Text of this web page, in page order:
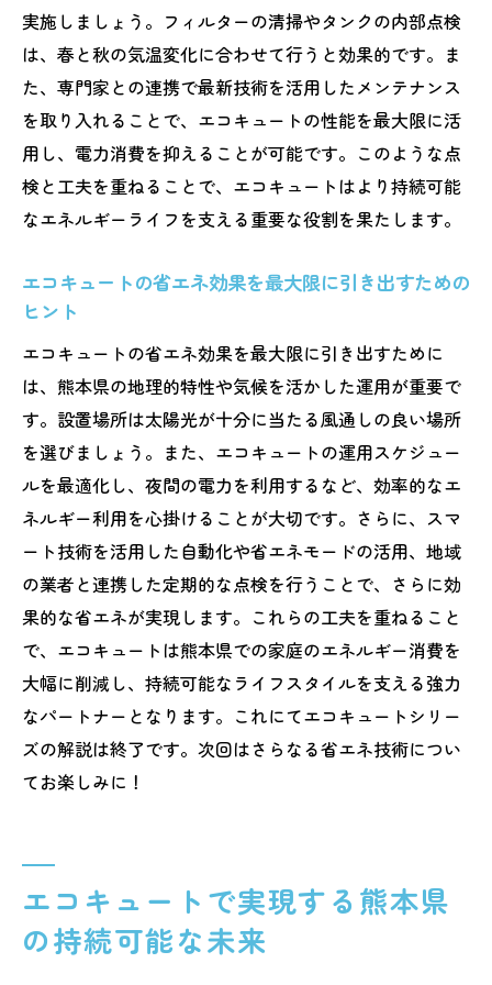
計
熊本県の自然環境を考慮したエコキュート
配管の工夫
エコキュート配管が地域の生態系に与える
影響と対策
自然災害を考慮した安全なエコキュート配
管設置
地域の自然と調和するエコキュートの選定
エコキュートで地域の自然を次世代に繋ぐ
方法
エコキュートの利点熊本県での設置が未来を変
える
未来を変える熊本県でのエコキュートの利
点
エコキュート設置がもたらす家庭へのメリ
ット
熊本県でのエコキュートの経済効果とその
利点
エコキュートがもたらす環境改善とそのイ
ンパクト
地域経済を活性化するエコキュートの役割
の秘密
エコキュート配管の秘密で熊本の暮らしを
実施しましょう。フィルターの清掃やタンクの内部点検
は、春と秋の気温変化に合わせて行うと効果的です。ま
た、専門家との連携で最新技術を活用したメンテナンス
を取り入れることで、エコキュートの性能を最大限に活
用し、電力消費を抑えることが可能です。このような点
検と工夫を重ねることで、エコキュートはより持続可能
なエネルギーライフを支える重要な役割を果たします。
エコキュートの省エネ効果を最大限に引き出すための
ヒント
エコキュートの省エネ効果を最大限に引き出すために
は、熊本県の地理的特性や気候を活かした運用が重要で
す。設置場所は太陽光が十分に当たる風通しの良い場所
を選びましょう。また、エコキュートの運用スケジュー
ルを最適化し、夜間の電力を利用するなど、効率的なエ
ネルギー利用を心掛けることが大切です。さらに、スマ
ート技術を活用した自動化や省エネモードの活用、地域
の業者と連携した定期的な点検を行うことで、さらに効
果的な省エネが実現します。これらの工夫を重ねること
で、エコキュートは熊本県での家庭のエネルギー消費を
大幅に削減し、持続可能なライフスタイルを支える強力
なパートナーとなります。これにてエコキュートシリー
ズの解説は終了です。次回はさらなる省エネ技術につい
てお楽しみに！
エコキュートで実現する熊本県
の持続可能な未来